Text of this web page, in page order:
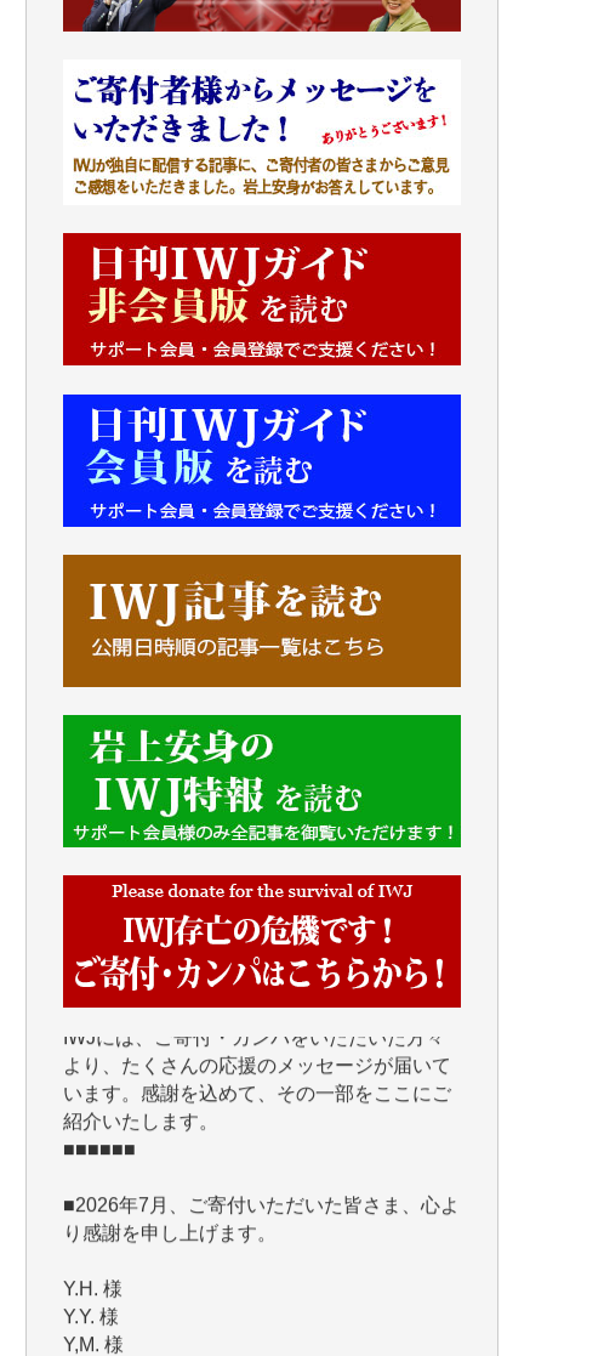
■■■■■■
IWJには、ご寄付・カンパをいただいた方々
より、たくさんの応援のメッセージが届いて
います。感謝を込めて、その一部をここにご
紹介いたします。
■■■■■■
■2026年7月、ご寄付いただいた皆さま、心よ
Y.H. 様
Y,M. 様
T.M. 様
マツモト ヤスアキ 様